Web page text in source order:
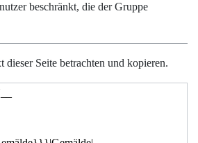
beschränkt, die der Gruppe
dieser Seite betrachten und kopieren.